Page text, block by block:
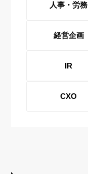
人事・労務
経営企画
IR
CXO